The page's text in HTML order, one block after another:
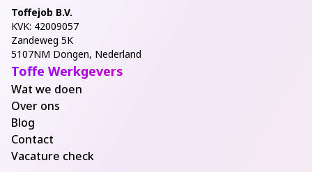
Toffejob B.V.
KVK: 42009057
Zandeweg 5K
5107NM Dongen, Nederland
Toffe Werkgevers
Wat we doen
Over ons
Blog
Contact
Vacature check